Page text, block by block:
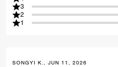
3
2
1
SONGYI K., JUN 11, 2026